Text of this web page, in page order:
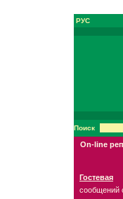
РУС
Поиск
On-line
Гостевая
сообщений